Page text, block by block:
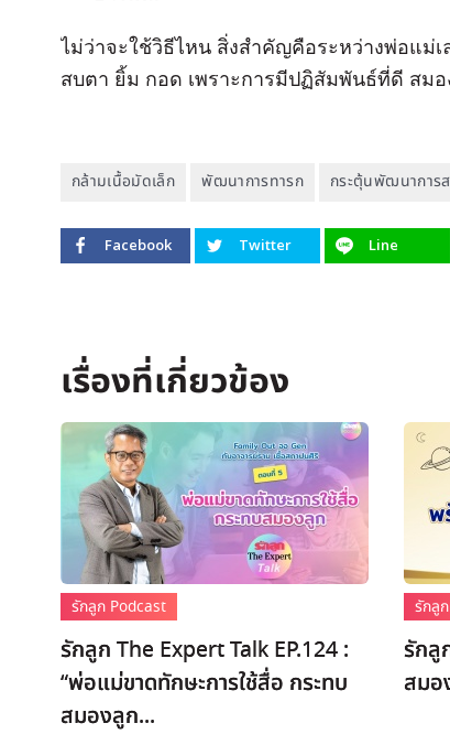
ไม่ว่าจะใช้วิธีไหน สิ่งสำคัญคือระหว่างพ่อแม่
สบตา ยิ้ม กอด เพราะการมีปฏิสัมพันธ์ที่ดี สม
กล้ามเนื้อมัดเล็ก พัฒนาการทารก กระตุ้นพัฒนาการ
Facebook Twitter Line
รักลูก Podcast
รักลูก The Expert Talk EP.124 :
“พ่อแม่ขาดทักษะการใช้สื่อ กระทบ
สมองลูก...
รักลู
รักลู
สมอ